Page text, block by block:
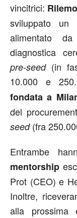
vincitrici:
sviluppato un
alimentato
diagnostica
pre-seed (in
10.000 e
fondata a
del
seed(fra
Entrambe
mentorship
Prot (CEO) e
Inoltre,
alla prossima